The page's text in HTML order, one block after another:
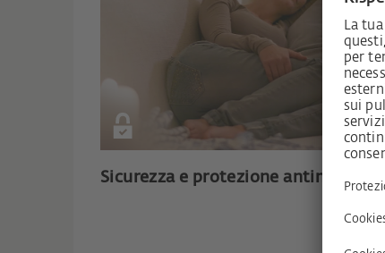
Sicurezza e protezione antintrusione